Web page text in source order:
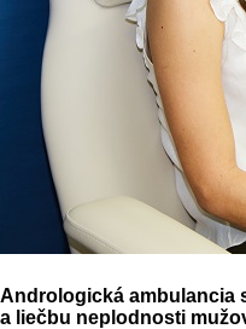
Andrologická ambulancia
a liečbu neplodnosti